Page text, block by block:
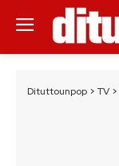
Dituttounpop > TV >